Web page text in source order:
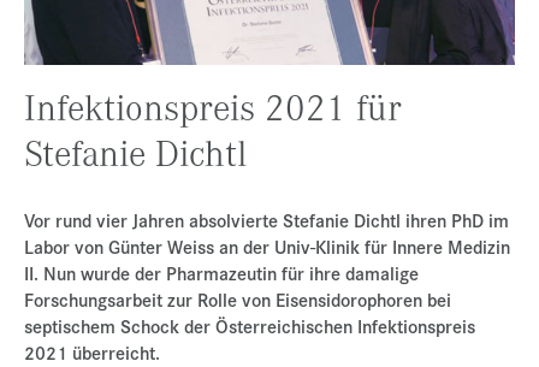
Service-Links
Infektionspreis 2021 für
Stefanie Dichtl
Vor rund vier Jahren absolvierte Stefanie Dichtl ihren PhD im
Labor von Günter Weiss an der Univ-Klinik für Innere Medizin
II. Nun wurde der Pharmazeutin für ihre damalige
Forschungsarbeit zur Rolle von Eisensidorophoren bei
septischem Schock der Österreichischen Infektionspreis
2021 überreicht.